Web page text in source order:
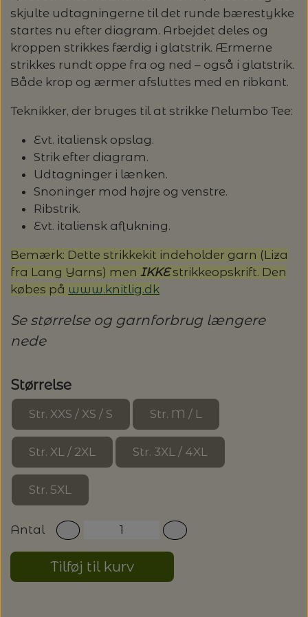
PASCUALI: NEPAL - SPAR 20%
PASCULI: SUAVE - SPAR 20%
POMP STITCH - BRODERI - SPAR 30-35%
PÅ ALLE KITS
SPAR 40% - GLERUPS STØVLER BØRN (STR.
19 - 23)
PERMIN: SPAR 30% PÅ ALLE
JULEBRODERIER
BALDYRE: UDVALGTE BRODERIER - SPAR
LANG YARNS
MONDIAL
PASCUALI
RAUMA GARN
PERMIN
LENE HOLME SAMSØE - LEKNIT
MY FAVOURITE THINGS KNITWEAR
ODD ROW
OTHER LOOPS
PETITEKNIT
RAUMA
SUSIE HAUMANN
MASKESTOPPERE
MASKEWIRES
MÅLEBÅND / PINDEMÅLERE
OPSKRIFTHOLDER FRA KNITPRO -
MAGMA
STRIKKE- OG SYNÅLE
SYTRÅD
skjulte udtagningerne til det runde bærestykke
startes nu efter diagram. Arbejdet deles og
kroppen strikkes færdig i glatstrik. Ærmerne
strikkes rundt oppe fra og ned – også i glatstrik.
Både krop og ærmer afsluttes med en ribkant.
Teknikker, der bruges til at strikke Nelumbo Tee:
Evt. italiensk opslag.
Strik efter diagram.
Udtagninger i lænken.
Snoninger mod højre og venstre.
Ribstrik.
Evt. italiensk aflukning.
Bemærk: Dette strikkekit indeholder garn (Liza
fra Lang Yarns) men IKKEstrikkeopskrift. Den
købes på www.knitlig.dk
Se størrelse og garnforbrug længere
nede
Størrelse
Str. XXS / XS / S Str. M / L
Str. XL / 2XL Str. 3XL / 4XL
Str. 5XL
Antal
Tilføj til kurv